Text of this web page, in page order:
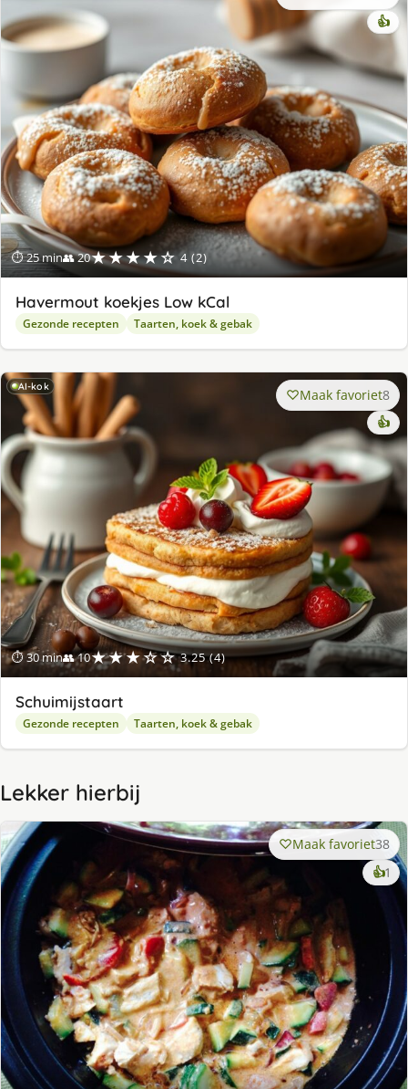
⏱ 25 min👥 20★★★★☆ 4 (2)
👍
Havermout koekjes Low kCal
Gezonde recepten Taarten, koek & gebak
AI-kok
⏱ 30 min👥 10★★★☆☆ 3.25 (4)
Maak favoriet8
👍
Schuimijstaart
Gezonde recepten Taarten, koek & gebak
Lekker hierbij
Maak favoriet38
👍1